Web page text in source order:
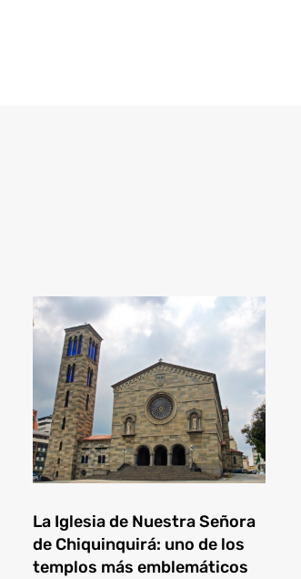
La Iglesia de Nuestra Señora
de Chiquinquirá: uno de los
templos más emblemáticos